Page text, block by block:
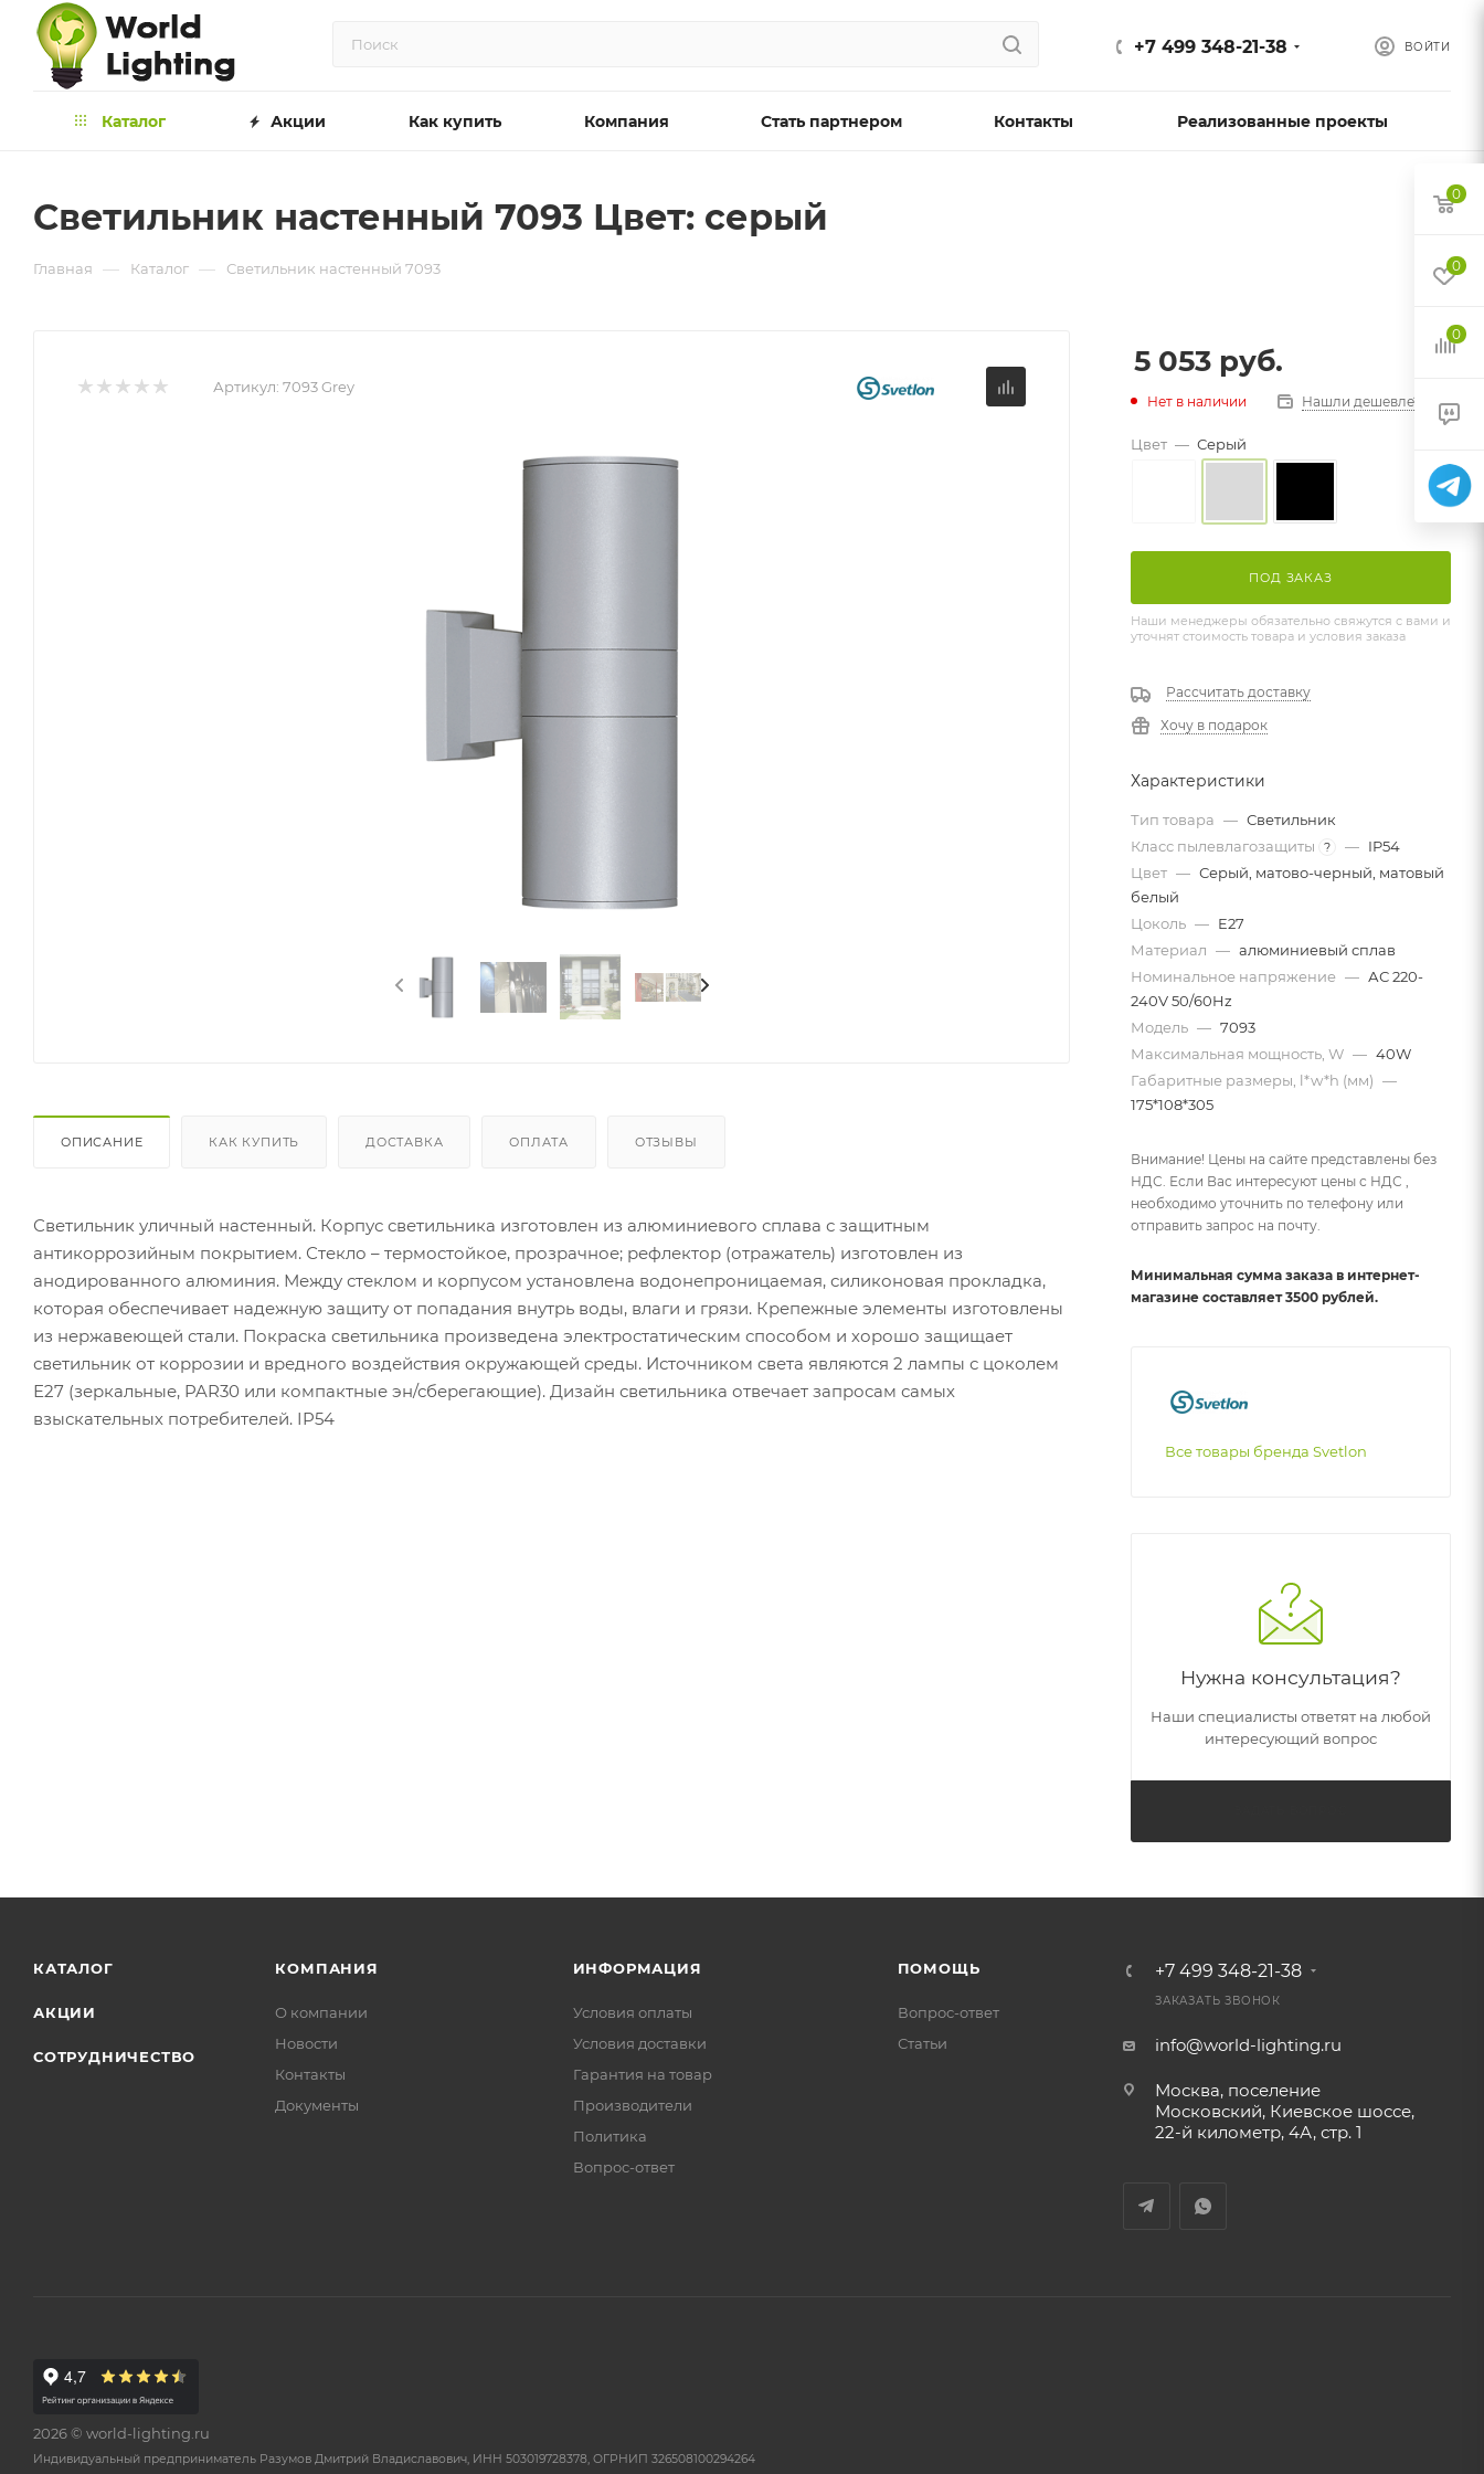
ВОЙТИ
+7 499 348-21-38
Каталог Акции Как купить Компания Стать партнером Контакты Реализованные проекты
Светильник наcтенный 7093 Цвет: серый
Главная — Каталог — Светильник наcтенный 7093
Артикул: 7093 Grey
ОПИСАНИЕ КАК КУПИТЬ ДОСТАВКА ОПЛАТА ОТЗЫВЫ
Светильник уличный настенный. Корпус светильника изготовлен из алюминиевого сплава с защитным
антикоррозийным покрытием. Стекло – термостойкое, прозрачное; рефлектор (отражатель) изготовлен из
анодированного алюминия. Между стеклом и корпусом установлена водонепроницаемая, силиконовая прокладка,
которая обеспечивает надежную защиту от попадания внутрь воды, влаги и грязи. Крепежные элементы изготовлены
из нержавеющей стали. Покраска светильника произведена электростатическим способом и хорошо защищает
светильник от коррозии и вредного воздействия окружающей среды. Источником света являются 2 лампы с цоколем
Е27 (зеркальные, PAR30 или компактные эн/сберегающие). Дизайн светильника отвечает запросам самых
взыскательных потребителей. IP54
5 053 руб.
Нет в наличии Нашли дешевле?
Цвет — Серый
ПОД ЗАКАЗ
Наши менеджеры обязательно свяжутся с вами и
уточнят стоимость товара и условия заказа
Рассчитать доставку
Хочу в подарок
Характеристики
Тип товара — Светильник
Класс пылевлагозащиты
? — IP54
Цвет — Серый, матово-черный, матовый
белый
Цоколь — E27
Материал — алюминиевый сплав
Номинальное напряжение — АС 220-
240V 50/60Hz
Модель — 7093
Максимальная мощность, W — 40W
Габаритные размеры, l*w*h (мм) —
175*108*305
Внимание! Цены на сайте представлены без
НДС. Если Вас интересуют цены с НДС ,
необходимо уточнить по телефону или
отправить запрос на почту.
Минимальная сумма заказа в интернет-
магазине составляет 3500 рублей.
Все товары бренда Svetlon
Нужна консультация?
Наши специалисты ответят на любой
интересующий вопрос
КАТАЛОГ
АКЦИИ
СОТРУДНИЧЕСТВО
КОМПАНИЯ
О компании
Новости
Контакты
Документы
ИНФОРМАЦИЯ
Условия оплаты
Условия доставки
Гарантия на товар
Производители
Политика
Вопрос-ответ
ПОМОЩЬ
Вопрос-ответ
Статьи
+7 499 348-21-38
ЗАКАЗАТЬ ЗВОНОК
info@world-lighting.ru
Москва, поселение
Московский, Киевское шоссе,
22-й километр, 4А, стр. 1
2026 © world-lighting.ru
Индивидуальный предприниматель Разумов Дмитрий Владиславович, ИНН 503019728378, ОГРНИП 326508100294264
0
0
0